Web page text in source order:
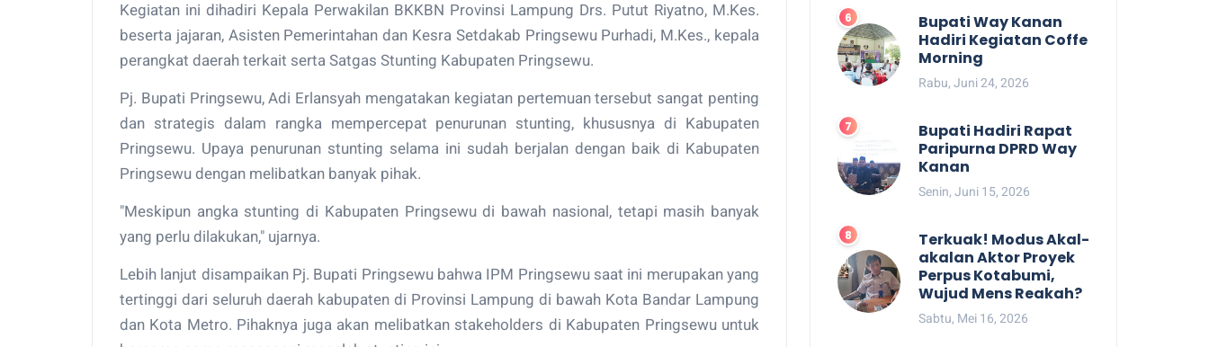
Kegiatan ini dihadiri Kepala Perwakilan BKKBN Provinsi Lampung Drs. Putut Riyatno, M.Kes.
beserta jajaran, Asisten Pemerintahan dan Kesra Setdakab Pringsewu Purhadi, M.Kes., kepala
perangkat daerah terkait serta Satgas Stunting Kabupaten Pringsewu.
Pj. Bupati Pringsewu, Adi Erlansyah mengatakan kegiatan pertemuan tersebut sangat penting
dan strategis dalam rangka mempercepat penurunan stunting, khususnya di Kabupaten
Pringsewu. Upaya penurunan stunting selama ini sudah berjalan dengan baik di Kabupaten
Pringsewu dengan melibatkan banyak pihak.
"Meskipun angka stunting di Kabupaten Pringsewu di bawah nasional, tetapi masih banyak
yang perlu dilakukan," ujarnya.
Lebih lanjut disampaikan Pj. Bupati Pringsewu bahwa IPM Pringsewu saat ini merupakan yang
tertinggi dari seluruh daerah kabupaten di Provinsi Lampung di bawah Kota Bandar Lampung
dan Kota Metro. Pihaknya juga akan melibatkan stakeholders di Kabupaten Pringsewu untuk
Bupati Way Kanan
Hadiri Kegiatan Coffe
Morning
Rabu, Juni 24, 2026
Bupati Hadiri Rapat
Paripurna DPRD Way
Kanan
Senin, Juni 15, 2026
Terkuak! Modus Akal-
akalan Aktor Proyek
Perpus Kotabumi,
Wujud Mens Reakah?
Sabtu, Mei 16, 2026